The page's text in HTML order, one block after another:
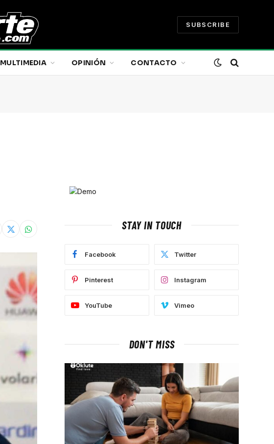
SUBSCRIBE
MULTIMEDIA OPINIÓN CONTACTO
STAY IN TOUCH
Facebook Twitter
Pinterest Instagram
YouTube Vimeo
DON'T MISS